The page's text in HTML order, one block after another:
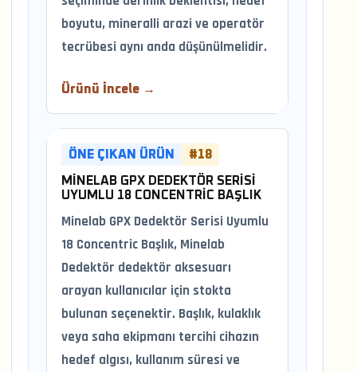
boyutu, mineralli arazi ve operatör
tecrübesi aynı anda düşünülmelidir.
Ürünü İncele →
ÖNE ÇIKAN ÜRÜN #18
MINELAB GPX DEDEKTÖR SERISI
UYUMLU 18 CONCENTRIC BAŞLIK
Minelab GPX Dedektör Serisi Uyumlu
18 Concentric Başlık, Minelab
Dedektör dedektör aksesuarı
arayan kullanıcılar için stokta
bulunan seçenektir. Başlık, kulaklık
veya saha ekipmanı tercihi cihazın
hedef algısı, kullanım süresi ve